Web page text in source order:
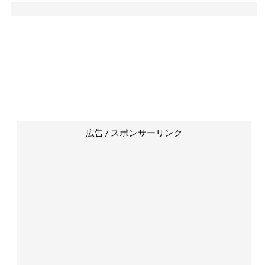
広告 / スポンサーリンク